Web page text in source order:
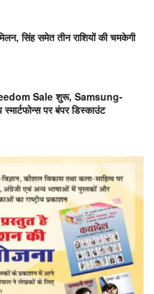
सिंह समेत तीन राशियों की चमकेगी
Sale शुरू, Samsung-
पर बंपर डिस्काउंट